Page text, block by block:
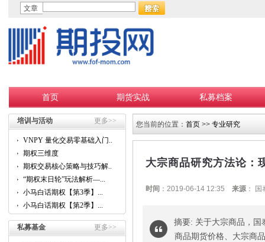
文章
首页 期货实战 私募档案
培训与活动 更多>>
VNPY 量化交易零基础入门...
期权三维度
期权交易核心策略与技巧解...
“期权末日轮”玩法解析—...
小马白话期权【第3季】...
小马白话期权【第2季】...
私募基金 更多>>
您当前的位置： 首页 >> 专业研究
大宗商品研究方法论：
时间 ：2019-06-14 12:35 来源：
摘要: 关于大宗商品，国
商品期货价格、大宗商